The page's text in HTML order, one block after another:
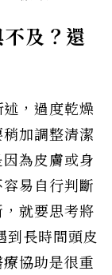
不及？還
，過度乾燥
加調整清潔
為皮膚或身
易自行判斷
就要思考將
到長時間頭皮
協助是很重